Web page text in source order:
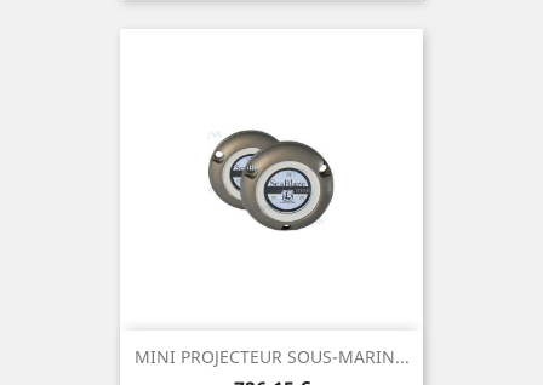
MINI PROJECTEUR SOUS-MARIN...